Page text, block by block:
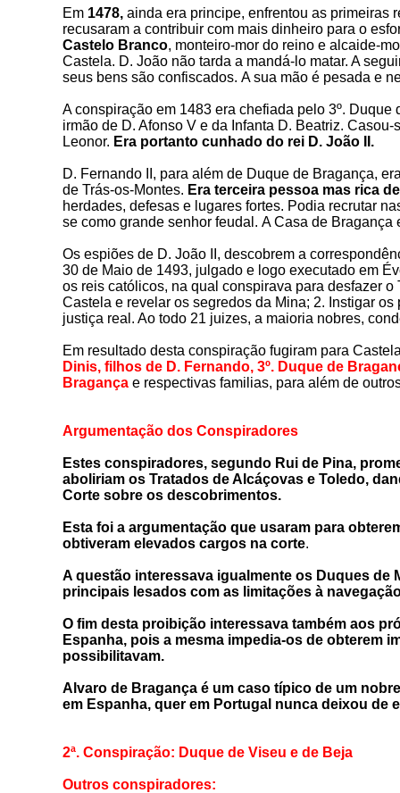
Em 1478,ainda era principe, enfrentou as primeiras
recusaram a contribuir com mais dinheiro para o
Castelo Branco, monteiro-mor do reino e alcaide-
Castela. D. João não tarda a mandá-lo matar. A
seus bens são confiscados. A sua mão é pesada e
A conspiração em 1483 era chefiada pelo 3º. Duque
irmão de D. Afonso V e da Infanta D. Beatriz.
Leonor. Era portanto cunhado do rei D. João II.
D. Fernando II, para além de Duque de Bragança,
de Trás-os-Montes. Era terceira pessoa mas rica
herdades, defesas e lugares fortes. Podia recrutar
se como grande senhor feudal. A Casa de Bragança
Os espiões de D. João II, descobrem a
30 de Maio de 1493, julgado e logo executado em
os reis católicos, na qual conspirava para desfazer
Castela e revelar os segredos da Mina; 2. Instigar
justiça real. Ao todo 21 juizes, a maioria nobres,
Em resultado desta conspiração fugiram para
Dinis, filhos de D. Fernando, 3º. Duque de
Bragança e respectivas familias, para além de
Argumentação dos Conspiradores
Estes conspiradores, segundo Rui de Pina,
aboliriam os Tratados de Alcáçovas e Toledo,
Corte sobre os descobrimentos.
Esta foi a argumentação que usaram para
obtiveram elevados cargos na corte.
A questão interessava igualmente os Duques de
principais lesados com as limitações à
O fim desta proibição interessava também aos
Espanha, pois a mesma impedia-os de obterem
possibilitavam.
Alvaro de Bragança é um caso típico de um
em Espanha, quer em Portugal nunca deixou de
2ª. Conspiração: Duque de Viseu e de Beja
Outros conspiradores: